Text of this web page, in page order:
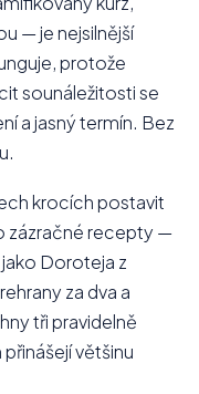
— je nejsilnější
protože
sounáležitosti se
a jasný termín. Bez
krocích postavit
zázračné recepty —
Doroteja z
za dva a
tři pravidelně
většinu